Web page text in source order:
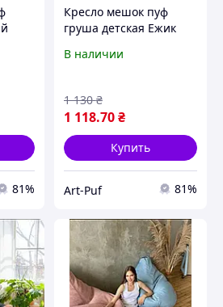
81%
Кресло мешок пуф
груша детская Ежик
В наличии
1 118.70₴
1 130 ₴
Купить
Art-Puf 81%